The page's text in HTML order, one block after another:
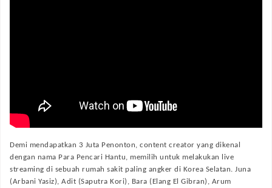
Demi mendapatkan 3 Juta Penonton, content creator yang dikenal
dengan nama Para Pencari Hantu, memilih untuk melakukan live
streaming di sebuah rumah sakit paling angker di Korea Selatan. Juna
(Arbani Yasiz), Adit (Saputra Kori), Bara (Elang El Gibran), Arum